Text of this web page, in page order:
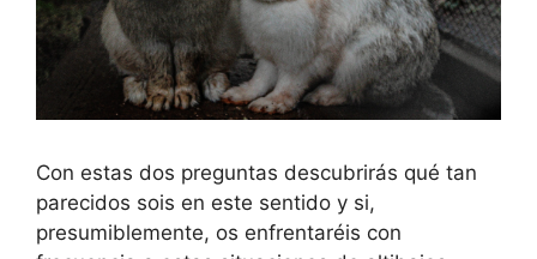
Con estas dos preguntas descubrirás qué tan
parecidos sois en este sentido y si,
presumiblemente, os enfrentaréis con